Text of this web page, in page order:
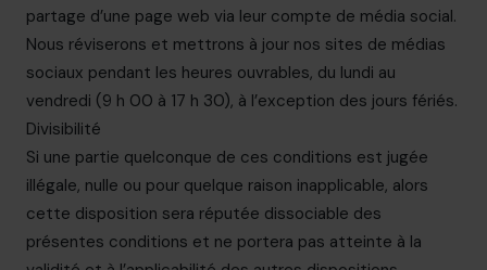
partage d’une page web via leur compte de média social.
Nous réviserons et mettrons à jour nos sites de médias
sociaux pendant les heures ouvrables, du lundi au
vendredi (9 h 00 à 17 h 30), à l’exception des jours fériés.
Divisibilité
Si une partie quelconque de ces conditions est jugée
illégale, nulle ou pour quelque raison inapplicable, alors
cette disposition sera réputée dissociable des
présentes conditions et ne portera pas atteinte à la